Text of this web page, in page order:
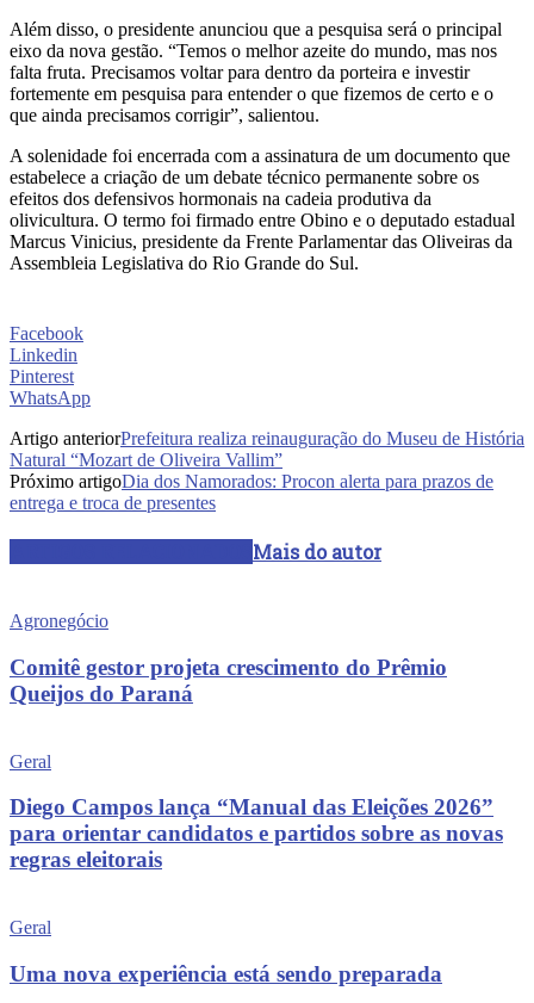
Além disso, o presidente anunciou que a pesquisa será o principal
eixo da nova gestão. “Temos o melhor azeite do mundo, mas nos
falta fruta. Precisamos voltar para dentro da porteira e investir
fortemente em pesquisa para entender o que fizemos de certo e o
que ainda precisamos corrigir”, salientou.
A solenidade foi encerrada com a assinatura de um documento que
estabelece a criação de um debate técnico permanente sobre os
efeitos dos defensivos hormonais na cadeia produtiva da
olivicultura. O termo foi firmado entre Obino e o deputado estadual
Marcus Vinicius, presidente da Frente Parlamentar das Oliveiras da
Assembleia Legislativa do Rio Grande do Sul.
Facebook
Linkedin
Pinterest
WhatsApp
Artigo anteriorPrefeitura realiza reinauguração do Museu de História
Natural “Mozart de Oliveira Vallim”
Próximo artigoDia dos Namorados: Procon alerta para prazos de
entrega e troca de presentes
Mais do autor
Agronegócio
Comitê gestor projeta crescimento do Prêmio
Queijos do Paraná
Geral
Diego Campos lança “Manual das Eleições 2026”
para orientar candidatos e partidos sobre as novas
regras eleitorais
Geral
Uma nova experiência está sendo preparada